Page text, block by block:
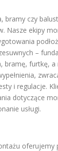
bramy czy
Nasze ekipy
–
bramę, furtkę,
i regulacje.
dotyczące
usługi.
oferujemy